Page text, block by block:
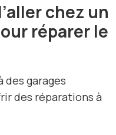
chez un
réparer le
des garages
des réparations à